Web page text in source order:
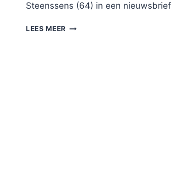
Steenssens (64) in een
LEES MEER “SCHULD